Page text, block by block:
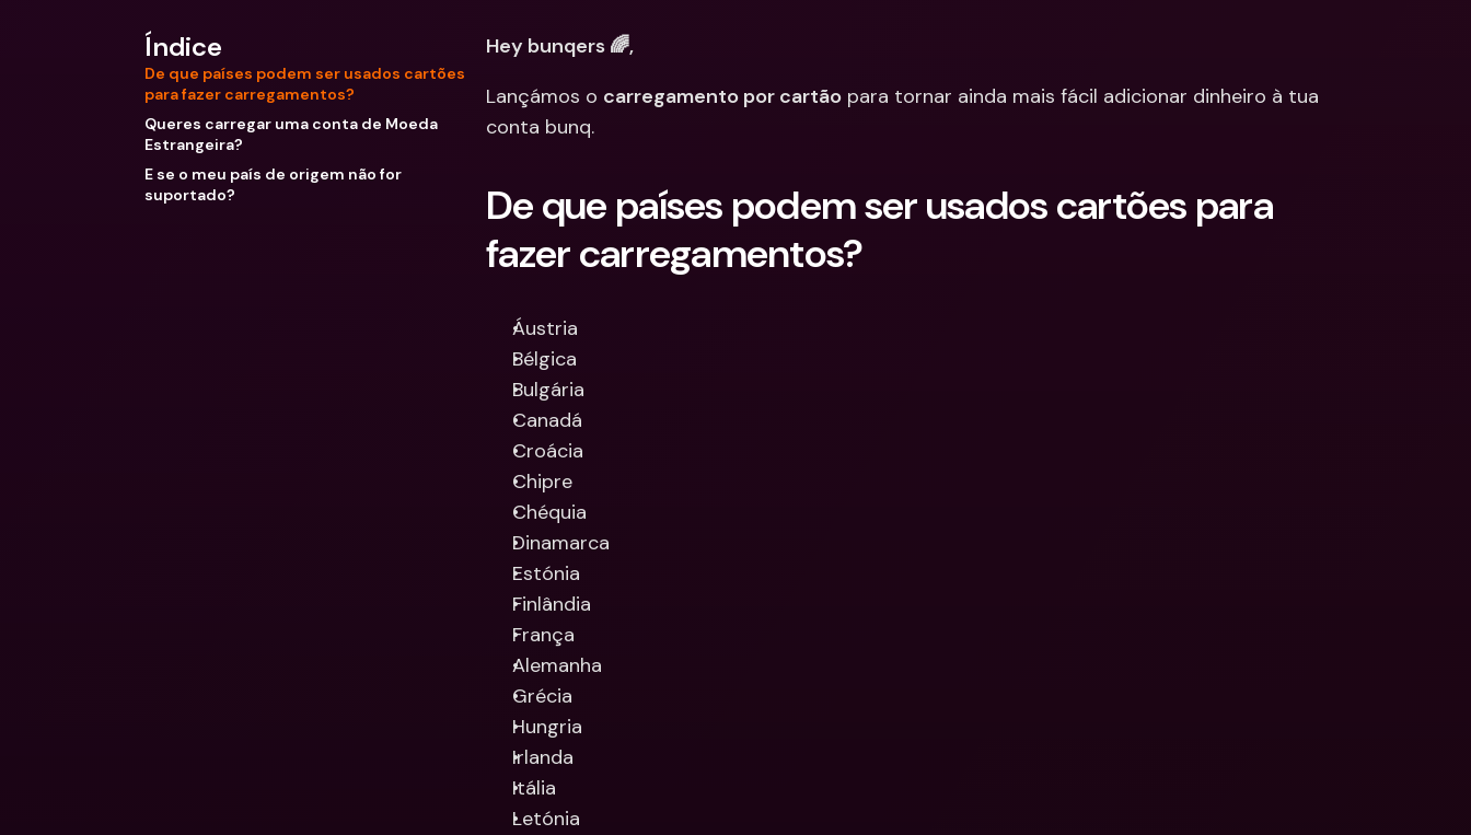
Estrangeiras
Índice
De que países podem ser usados cartões
para fazer carregamentos?
Queres carregar uma conta de Moeda
Estrangeira?
E se o meu país de origem não for
suportado?
Hey bunqers 🌈,
Lançámos o carregamento por cartão para tornar ainda mais fácil adicionar dinheiro à tua
conta bunq.
De que países podem ser usados cartões para
fazer carregamentos?
Áustria
Bélgica
Bulgária
Canadá
Croácia
Chipre
Chéquia
Dinamarca
Estónia
Finlândia
França
Alemanha
Grécia
Hungria
Irlanda
Itália
Letónia